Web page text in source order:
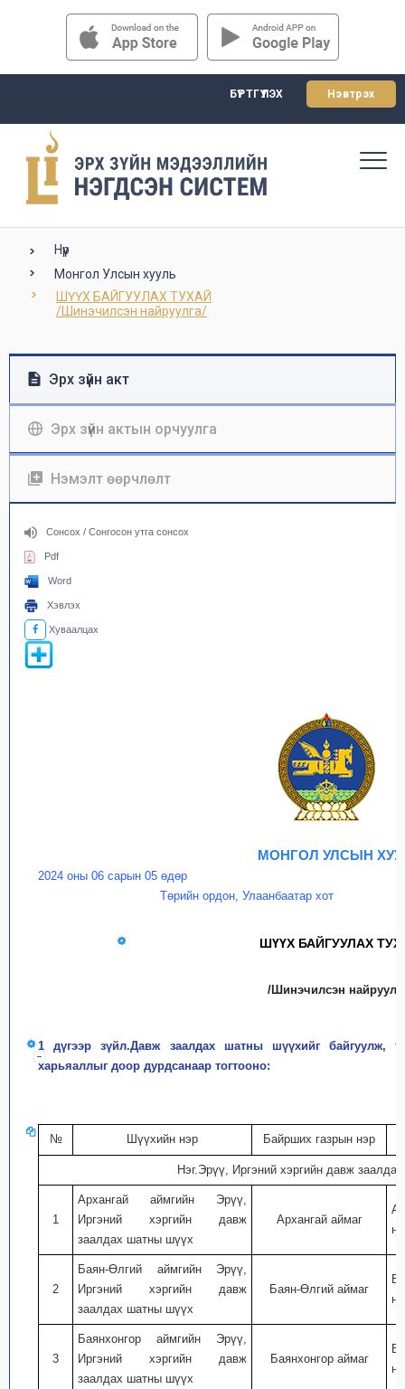
БҮРТГҮҮЛЭХ Нэвтрэх
Нүүр
Монгол Улсын хууль
ШҮҮХ БАЙГУУЛАХ ТУХАЙ
/Шинэчилсэн найруулга/
Эрх зүйн акт
Эрх зүйн актын орчуулга
Нэмэлт өөрчлөлт
Сонсох / Сонгосон утга сонсох
Pdf
Word
Хэвлэх
Хуваалцах
МОНГОЛ УЛСЫН
2024 оны 06 сарын 05 өдөр
Төрийн ордон, Улаанбаатар хот
ШҮҮХ БАЙГУУЛАХ
/Шинэчилсэн
1 дүгээр зүйл.Давж заалдах шатны шүүхийг байгуулж,
харьяаллыг доор дурдсанаар тогтооно:
№ Шүүхийн нэр Байрших газрын нэр
Нэг.Эрүү, Иргэний хэргийн давж
1
Архангай аймгийн Эрүү,
Иргэний хэргийн давж
заалдах шатны шүүх
Архангай аймаг
2
Баян-Өлгий аймгийн Эрүү,
Иргэний хэргийн давж
заалдах шатны шүүх
Баян-Өлгий аймаг
3
Баянхонгор аймгийн Эрүү,
Иргэний хэргийн давж
заалдах шатны шүүх
Баянхонгор аймаг